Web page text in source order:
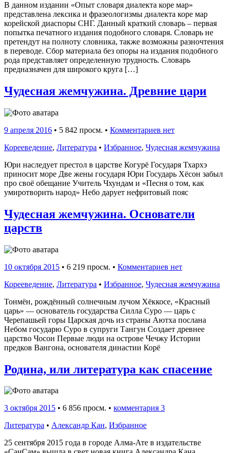
В данном издании «Опыт словаря диалекта коре мар»
представлена лексика и фразеологизмы диалекта коре мар
корейской диаспоры СНГ. Данный краткий словарь – первая
попытка печатного издания подобного словаря. Словарь не
претендут на полноту словника, также возможны разночтения
в переводе. Сбор материала без опоры на издания подобного
рода представляет определенную трудность. Словарь
предназначен для широкого круга […]
Чудесная жемчужина. Древние цари
9 апреля 2016 • 5 842 просм. • Комментариев нет
Корееведение, Литература • Избранное, Чудесная жемчужина
Юри наследует престол в царстве Когурё Государя Тхархэ
приносит море Две жены государя Юри Государь Хёсон забыл
про своё обещание Учитель Чхундам и «Песня о том, как
умиротворить народ» Небо дарует нефритовый пояс
Чудесная жемчужина. Основатели
царств
10 октября 2015 • 6 219 просм. • Комментариев нет
Корееведение, Литература • Избранное, Чудесная жемчужина
Тонмён, рождённый солнечным лучом Хёккосе, «Красный
царь» — основатель государства Силла Суро — царь с
Черепашьей горы Царская дочь из страны Аютха послана
Небом государю Суро в супруги Тангун Создает древнее
царство Чосон Первые люди на острове Чечжу Истории
предков Вангона, основателя династии Корё
Родина, или литература как спасение
3 октября 2015 • 6 856 просм. • комментария 3
Литература • Александр Кан, Избранное
25 сентября 2015 года в городе Алма-Ате в издательстве